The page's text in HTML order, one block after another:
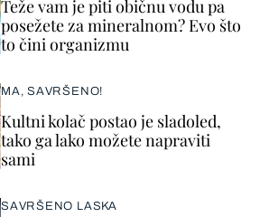
Teže vam je piti običnu vodu pa
posežete za mineralnom? Evo što
to čini organizmu
MA, SAVRŠENO!
Kultni kolač postao je sladoled,
tako ga lako možete napraviti
sami
SAVRŠENO LASKA